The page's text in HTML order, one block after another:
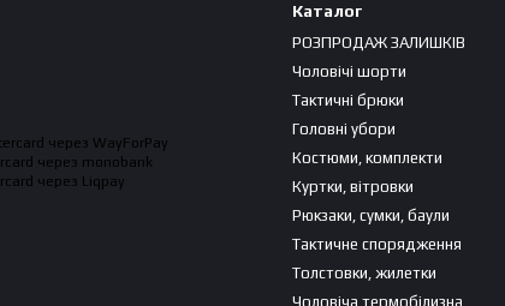
Каталог
РОЗПРОДАЖ ЗАЛИШКІВ
Чоловічі шорти
Тактичні брюки
Головні убори
Костюми, комплекти
Куртки, вітровки
Рюкзаки, сумки, баули
Тактичне спорядження
Толстовки, жилетки
Чоловіча термобілизна